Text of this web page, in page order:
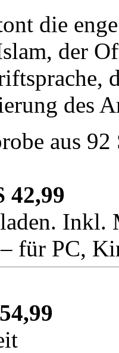
die
der
des
aus
42,99
Inkl.
für PC,